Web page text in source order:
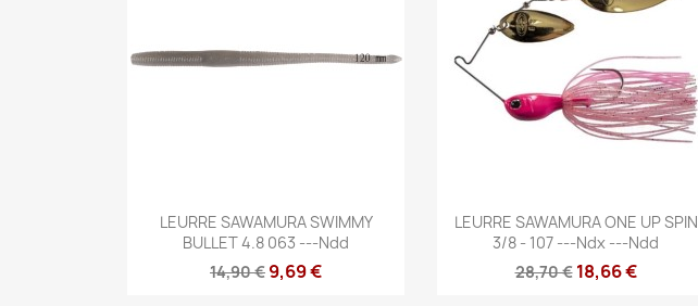
 Aperçu rapide
LEURRE SAWAMURA SWIMMY
BULLET 4.8 063 ---ndd
14,90 € 9,69 €
Aperçu rapide
LEURRE SAWAMURA ONE UP SPIN
3/8 - 107 ---ndx ---ndd
28,70 € 18,66 €